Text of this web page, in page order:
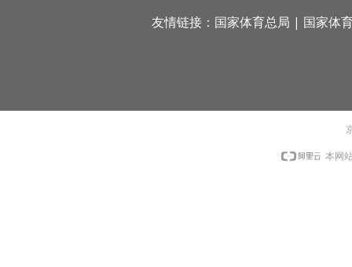
友情链接： 国家体育总局 | 国家体
本网